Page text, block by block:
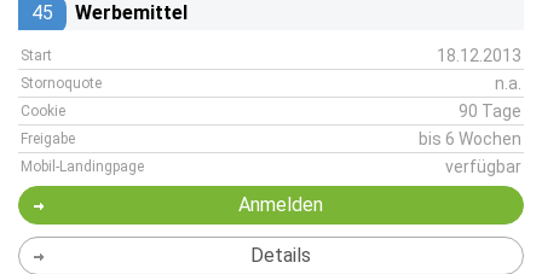
45 Werbemittel
Start 18.12.2013
Stornoquote n.a.
Cookie 90 Tage
Freigabe bis 6 Wochen
Mobil-Landingpage verfügbar
Anmelden
Details